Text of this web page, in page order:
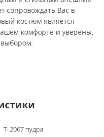
сопровождать Вас в
костюм является
комфорте и уверены,
Т- 2067 пудра